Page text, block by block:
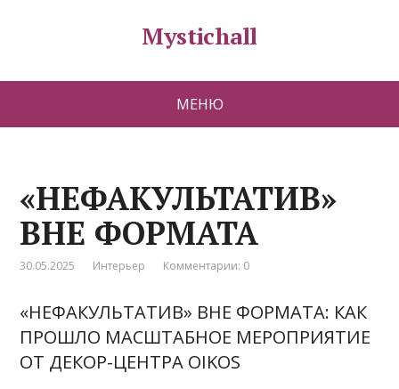
Mystichall
МЕНЮ
«НЕФАКУЛЬТАТИВ»
ВНЕ ФОРМАТА
30.05.2025 Интерьер Комментарии: 0
«НЕФАКУЛЬТАТИВ» ВНЕ ФОРМАТА: КАК
ПРОШЛО МАСШТАБНОЕ МЕРОПРИЯТИЕ
ОТ ДЕКОР-ЦЕНТРА OIKOS